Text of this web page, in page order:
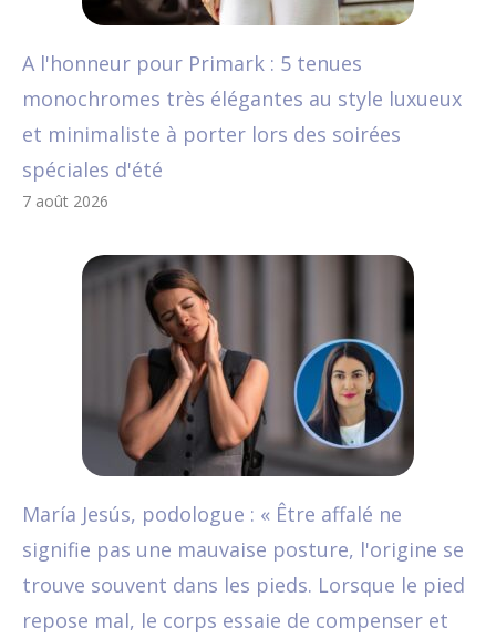
A l'honneur pour Primark : 5 tenues
monochromes très élégantes au style luxueux
et minimaliste à porter lors des soirées
spéciales d'été
7 août 2026
María Jesús, podologue : « Être affalé ne
signifie pas une mauvaise posture, l'origine se
trouve souvent dans les pieds. Lorsque le pied
repose mal, le corps essaie de compenser et